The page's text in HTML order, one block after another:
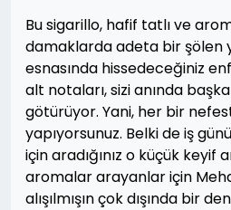
Bu sigarillo, hafif tatlı ve
damaklarda adeta bir şölen
esnasında hissedeceğiniz
alt notaları, sizi anında
götürüyor. Yani, her bir
yapıyorsunuz. Belki de iş
için aradığınız o küçük keyif
aromalar arayanlar için
alışılmışın çok dışında bir